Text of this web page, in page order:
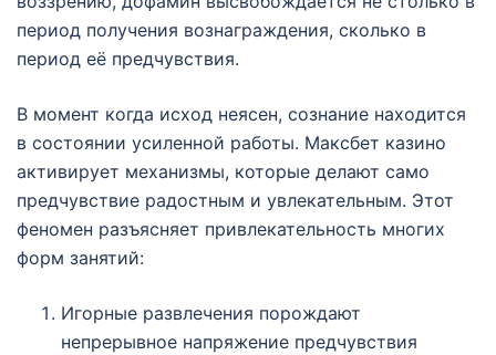
период получения вознаграждения, сколько в
период её предчувствия.
В момент когда исход неясен, сознание находится
в состоянии усиленной работы. Максбет казино
активирует механизмы, которые делают само
предчувствие радостным и увлекательным. Этот
феномен разъясняет привлекательность многих
форм занятий:
Игорные развлечения порождают
непрерывное напряжение предчувствия